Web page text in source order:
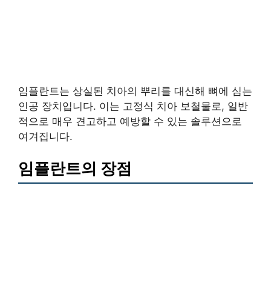
임플란트는 상실된 치아의 뿌리를 대신해 뼈에 심는
인공 장치입니다. 이는 고정식 치아 보철물로, 일반
적으로 매우 견고하고 예방할 수 있는 솔루션으로
여겨집니다.
임플란트의 장점